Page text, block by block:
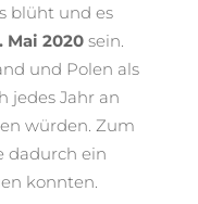
blüht und es
Mai 2020 sein.
und Polen als
jedes Jahr an
würden. Zum
dadurch ein
konnten.